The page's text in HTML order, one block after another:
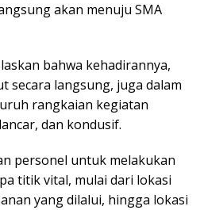
akan menuju SMA
bahwa kehadirannya,
secara langsung, juga dalam
rangkaian kegiatan
dan kondusif.
personel untuk melakukan
titik vital, mulai dari lokasi
yang dilalui, hingga lokasi